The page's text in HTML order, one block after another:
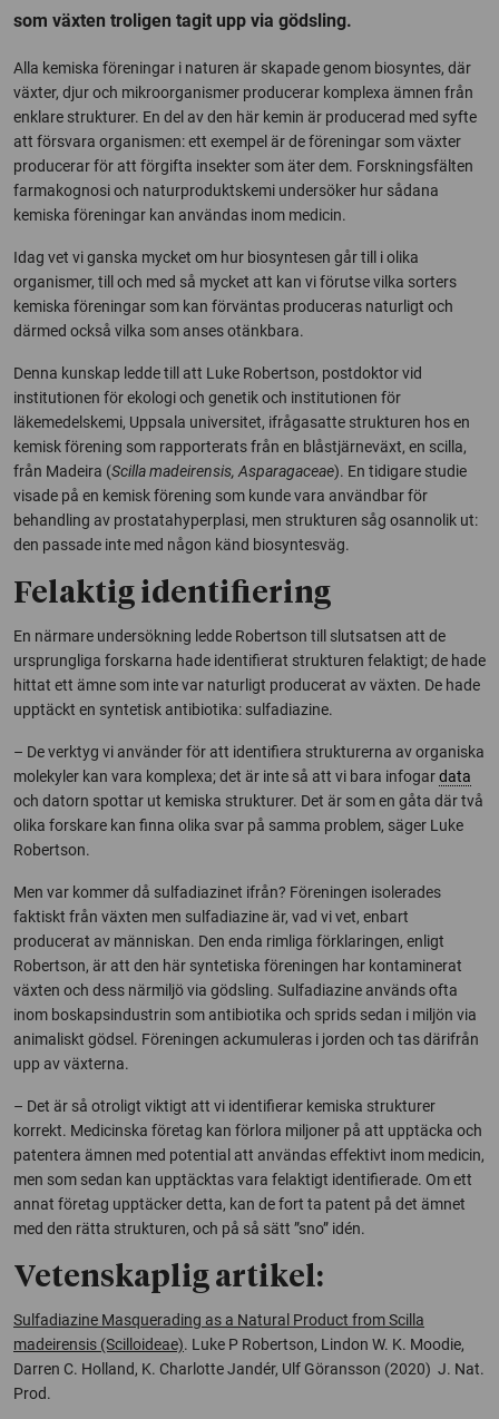
som växten troligen tagit upp via gödsling.
Alla kemiska föreningar i naturen är skapade genom biosyntes, där
växter, djur och mikroorganismer producerar komplexa ämnen från
enklare strukturer. En del av den här kemin är producerad med syfte
att försvara organismen: ett exempel är de föreningar som växter
producerar för att förgifta insekter som äter dem. Forskningsfälten
farmakognosi och naturproduktskemi undersöker hur sådana
kemiska föreningar kan användas inom medicin.
Idag vet vi ganska mycket om hur biosyntesen går till i olika
organismer, till och med så mycket att kan vi förutse vilka sorters
kemiska föreningar som kan förväntas produceras naturligt och
därmed också vilka som anses otänkbara.
Denna kunskap ledde till att Luke Robertson, postdoktor vid
institutionen för ekologi och genetik och institutionen för
läkemedelskemi, Uppsala universitet, ifrågasatte strukturen hos en
kemisk förening som rapporterats från en blåstjärneväxt, en scilla,
från Madeira (Scilla madeirensis, Asparagaceae). En tidigare studie
visade på en kemisk förening som kunde vara användbar för
behandling av prostatahyperplasi, men strukturen såg osannolik ut:
den passade inte med någon känd biosyntesväg.
Felaktig identifiering
En närmare undersökning ledde Robertson till slutsatsen att de
ursprungliga forskarna hade identifierat strukturen felaktigt; de hade
hittat ett ämne som inte var naturligt producerat av växten. De hade
upptäckt en syntetisk antibiotika: sulfadiazine.
– De verktyg vi använder för att identifiera strukturerna av organiska
molekyler kan vara komplexa; det är inte så att vi bara infogardata
och datorn spottar ut kemiska strukturer. Det är som en gåta där två
olika forskare kan finna olika svar på samma problem, säger Luke
Robertson.
Men var kommer då sulfadiazinet ifrån? Föreningen isolerades
faktiskt från växten men sulfadiazine är, vad vi vet, enbart
producerat av människan. Den enda rimliga förklaringen, enligt
Robertson, är att den här syntetiska föreningen har kontaminerat
växten och dess närmiljö via gödsling. Sulfadiazine används ofta
inom boskapsindustrin som antibiotika och sprids sedan i miljön via
animaliskt gödsel. Föreningen ackumuleras i jorden och tas därifrån
upp av växterna.
– Det är så otroligt viktigt att vi identifierar kemiska strukturer
korrekt. Medicinska företag kan förlora miljoner på att upptäcka och
patentera ämnen med potential att användas effektivt inom medicin,
men som sedan kan upptäcktas vara felaktigt identifierade. Om ett
annat företag upptäcker detta, kan de fort ta patent på det ämnet
med den rätta strukturen, och på så sätt ”sno” idén.
Vetenskaplig artikel:
Sulfadiazine Masquerading as a Natural Product from Scilla
madeirensis (Scilloideae). Luke P Robertson, Lindon W. K. Moodie,
Darren C. Holland, K. Charlotte Jandér, Ulf Göransson (2020) J. Nat.
Prod.